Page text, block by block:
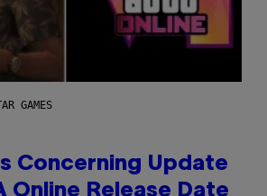
GAMES
Concerning Update
Online Release Date